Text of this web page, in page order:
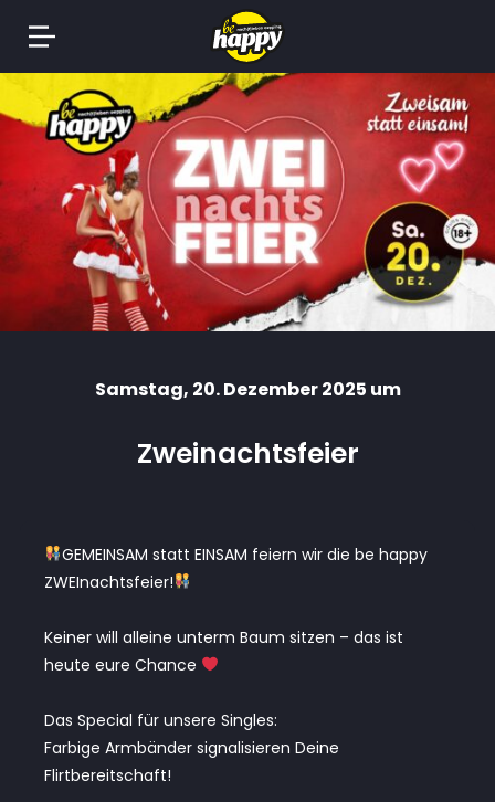
zum
Inhalt
Samstag, 20. Dezember 2025 um
Zweinachtsfeier
GEMEINSAM statt EINSAM feiern wir die be happy
ZWEInachtsfeier!
Keiner will alleine unterm Baum sitzen – das ist
heute eure Chance
Das Special für unsere Singles:
Farbige Armbänder signalisieren Deine
Flirtbereitschaft!